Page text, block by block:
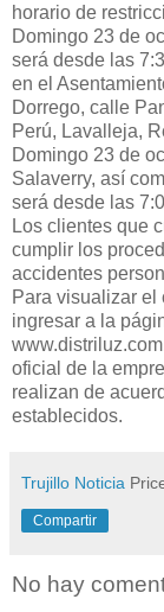
horario de
Domingo 23 de
será desde las
en el
Dorrego, calle
Perú, Lavalleja,
Domingo 23 de
Salaverry, así
será desde las
Los clientes que
cumplir los
accidentes
Para visualizar el
ingresar a la
oficial de la
realizan de
establecidos.
Trujillo Noticia
Compartir
No hay